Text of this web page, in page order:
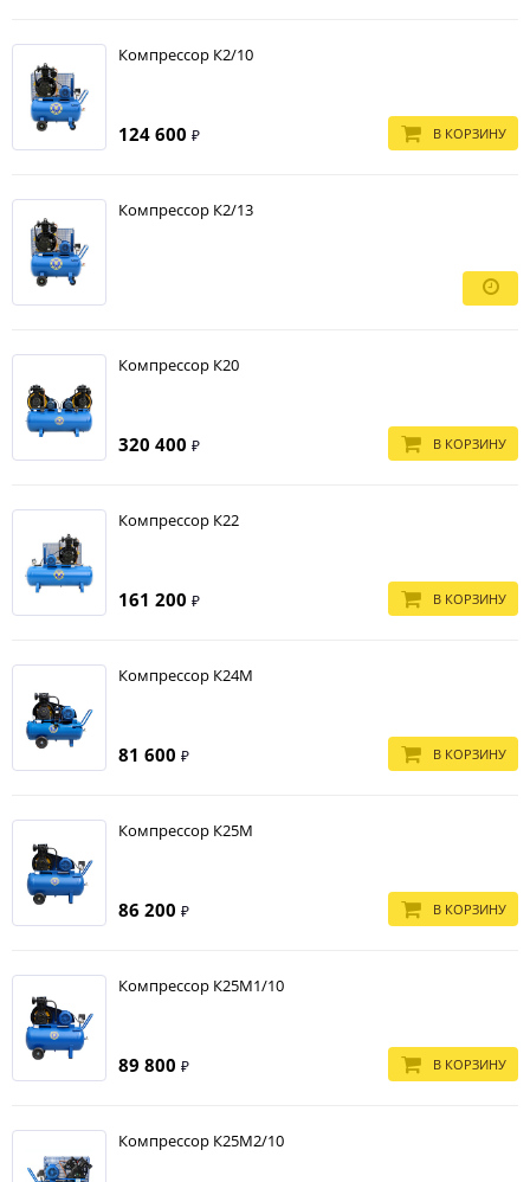
Компрессор К2/10
124 600 ₽ В КОРЗИНУ
Компрессор К2/13
Компрессор К20
320 400 ₽ В КОРЗИНУ
Компрессор К22
161 200 ₽ В КОРЗИНУ
Компрессор К24М
81 600 ₽ В КОРЗИНУ
Компрессор К25М
86 200 ₽ В КОРЗИНУ
Компрессор К25М1/10
89 800 ₽ В КОРЗИНУ
Компрессор К25М2/10